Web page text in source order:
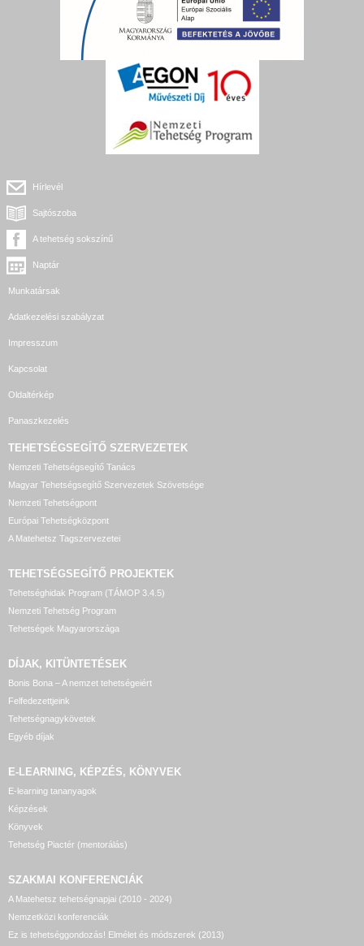
Hírlevél
Sajtószoba
A tehetség sokszínű
Naptár
Munkatársak
Adatkezelési szabályzat
Impresszum
Kapcsolat
Oldaltérkép
Panaszkezelés
TEHETSÉGSEGÍTŐ SZERVEZETEK
Nemzeti Tehetségsegítő Tanács
Magyar Tehetségsegítő Szervezetek Szövetsége
Nemzeti Tehetségpont
Európai Tehetségközpont
A Matehetsz Tagszervezetei
TEHETSÉGSEGÍTŐ PROJEKTEK
Tehetséghidak Program (TÁMOP 3.4.5)
Nemzeti Tehetség Program
Tehetségek Magyarországa
DÍJAK, KITÜNTETÉSEK
Bonis Bona – A nemzet tehetségeiért
Felfedezettjeink
Tehetségnagykövetek
Egyéb díjak
E-LEARNING, KÉPZÉS, KÖNYVEK
E-learning tananyagok
Képzések
Könyvek
Tehetség Piactér (mentorálás)
SZAKMAI KONFERENCIÁK
A Matehetsz tehetségnapjai (2010 - 2024)
Nemzetközi konferenciák
Ez is tehetséggondozás! Elmélet és módszerek (2013)